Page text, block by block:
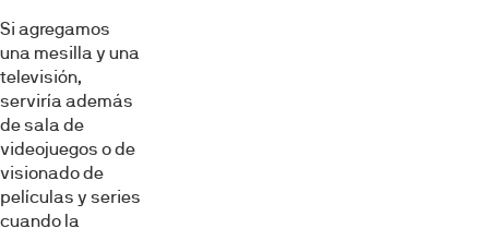
Si agregamos
una mesilla y una
televisión,
serviría además
de sala de
videojuegos o de
visionado de
películas y series
cuando la